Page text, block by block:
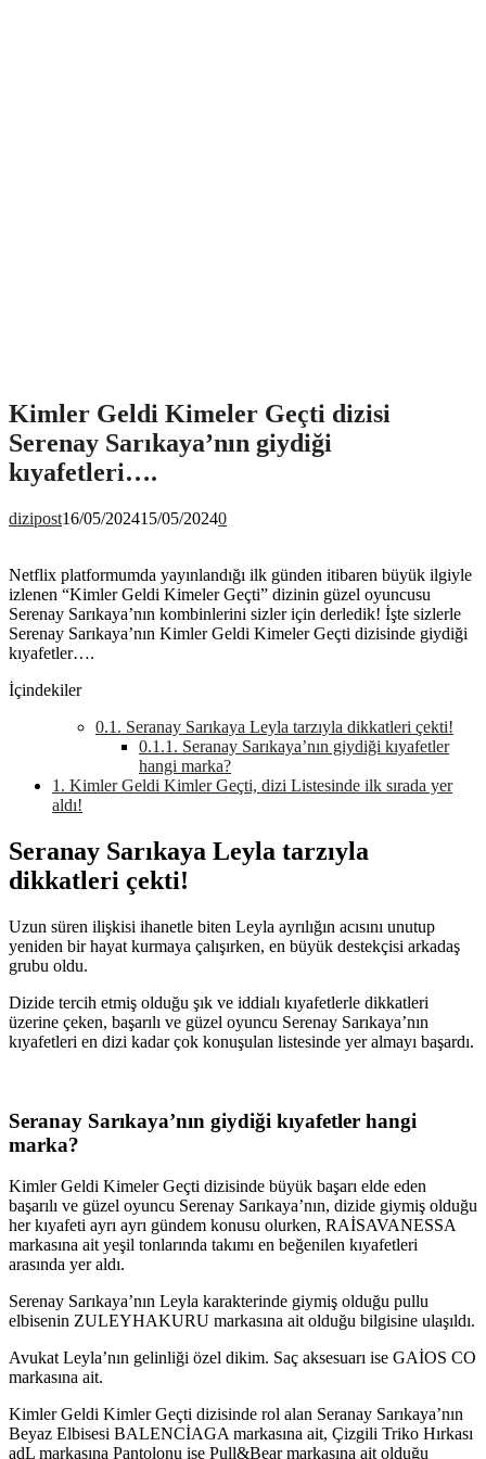
Kimler Geldi Kimeler Geçti dizisi
Serenay Sarıkaya’nın giydiği
kıyafetleri….
dizipost16/05/202415/05/20240
Netflix platformumda yayınlandığı ilk günden itibaren büyük ilgiyle
izlenen “Kimler Geldi Kimeler Geçti” dizinin güzel oyuncusu
Serenay Sarıkaya’nın kombinlerini sizler için derledik! İşte sizlerle
Serenay Sarıkaya’nın Kimler Geldi Kimeler Geçti dizisinde giydiği
kıyafetler….
İçindekiler
0.1. Seranay Sarıkaya Leyla tarzıyla dikkatleri çekti!
0.1.1. Seranay Sarıkaya’nın giydiği kıyafetler
hangi marka?
1. Kimler Geldi Kimler Geçti, dizi Listesinde ilk sırada yer
aldı!
Seranay Sarıkaya Leyla tarzıyla
dikkatleri çekti!
Uzun süren ilişkisi ihanetle biten Leyla ayrılığın acısını unutup
yeniden bir hayat kurmaya çalışırken, en büyük destekçisi arkadaş
grubu oldu.
Dizide tercih etmiş olduğu şık ve iddialı kıyafetlerle dikkatleri
üzerine çeken, başarılı ve güzel oyuncu Serenay Sarıkaya’nın
kıyafetleri en dizi kadar çok konuşulan listesinde yer almayı başardı.
Seranay Sarıkaya’nın giydiği kıyafetler hangi
marka?
Kimler Geldi Kimeler Geçti dizisinde büyük başarı elde eden
başarılı ve güzel oyuncu Serenay Sarıkaya’nın, dizide giymiş olduğu
her kıyafeti ayrı ayrı gündem konusu olurken, RAİSAVANESSA
markasına ait yeşil tonlarında takımı en beğenilen kıyafetleri
arasında yer aldı.
Serenay Sarıkaya’nın Leyla karakterinde giymiş olduğu pullu
elbisenin ZULEYHAKURU markasına ait olduğu bilgisine ulaşıldı.
Avukat Leyla’nın gelinliği özel dikim. Saç aksesuarı ise GAİOS CO
markasına ait.
Kimler Geldi Kimler Geçti dizisinde rol alan Seranay Sarıkaya’nın
Beyaz Elbisesi BALENCİAGA markasına ait, Çizgili Triko Hırkası
adL markasına Pantolonu ise Pull&Bear markasına ait olduğu